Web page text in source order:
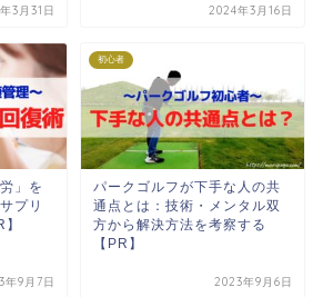
3月31日 2024年3月16日
」を
プリ
年9月7日
初心者
パークゴルフが下手な人の共
通点とは：技術・メンタル双
方から解決方法を考察する
【PR】
2023年9月6日